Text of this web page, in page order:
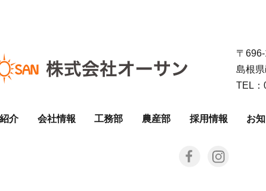
〒
島根
TEL：
介 会社情報 工務部 農産部 採用情報 お